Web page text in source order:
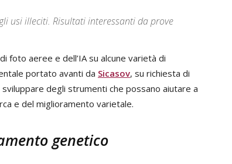
usi illeciti. Risultati interessanti da prove
foto aeree e dell’IA su alcune varietà di
portato avanti da Sicasov, su richiesta di
degli strumenti che possano aiutare a
e del miglioramento varietale.
genetico